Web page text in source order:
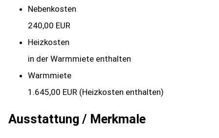
Nebenkosten
240,00 EUR
Heizkosten
in der Warmmiete enthalten
Warmmiete
1.645,00 EUR (Heizkosten enthalten)
Ausstattung / Merkmale